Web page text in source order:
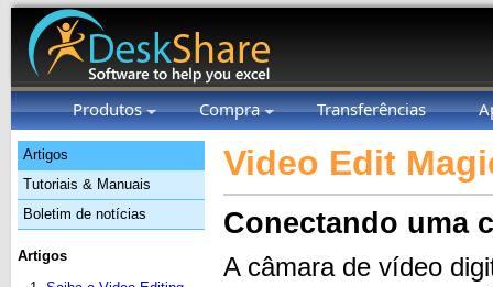
Produtos Compra Transferências
Artigos
Tutoriais & Manuais
Boletim de notícias
Artigos
Video Edit
Conectando uma
A câmara de vídeo